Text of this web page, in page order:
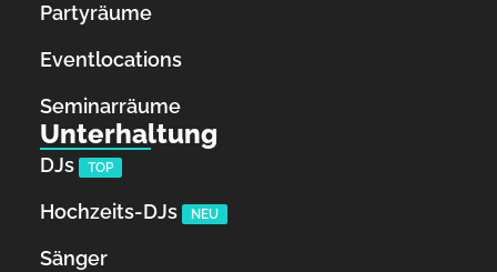
Partyräume
Eventlocations
Seminarräume
Unterhaltung
DJs TOP
Hochzeits-DJs NEU
Sänger